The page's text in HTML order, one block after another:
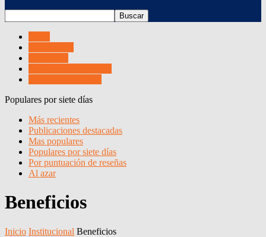
Populares por siete días
Más recientes
Publicaciones destacadas
Mas populares
Populares por siete días
Por puntuación de reseñas
Al azar
Beneficios
Inicio Institucional Beneficios